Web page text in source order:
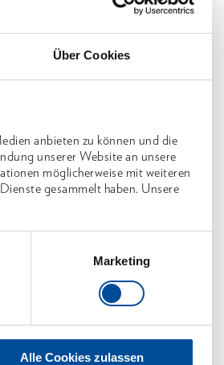
Über Cookies
anbieten zu können und die
unserer Website an unsere
möglicherweise mit weiteren
gesammelt haben. Unsere
Marketing
Alle Cookies zulassen